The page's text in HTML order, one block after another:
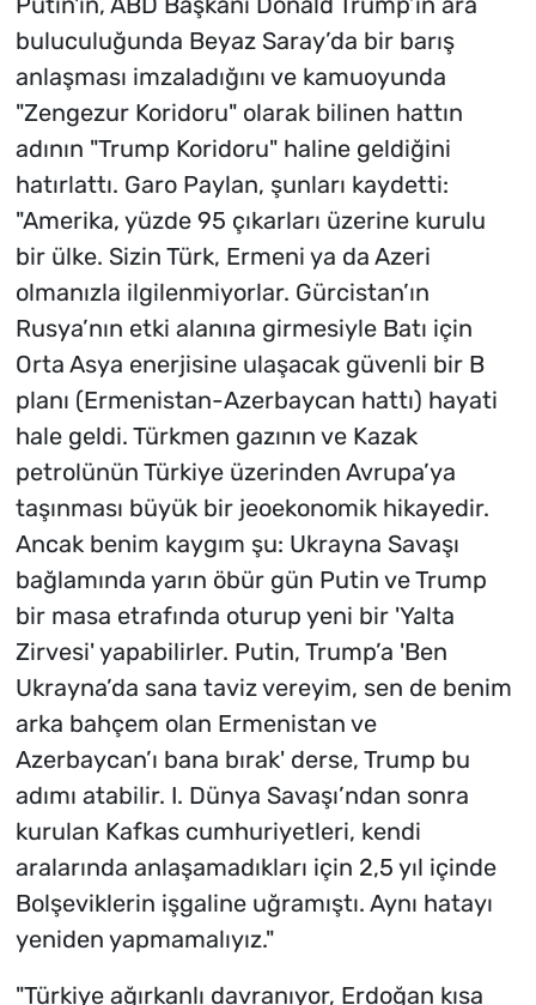
buluculuğunda Beyaz Saray’da bir barış
anlaşması imzaladığını ve kamuoyunda
"Zengezur Koridoru" olarak bilinen hattın
adının "Trump Koridoru" haline geldiğini
hatırlattı. Garo Paylan, şunları kaydetti:
"Amerika, yüzde 95 çıkarları üzerine kurulu
bir ülke. Sizin Türk, Ermeni ya da Azeri
olmanızla ilgilenmiyorlar. Gürcistan’ın
Rusya’nın etki alanına girmesiyle Batı için
Orta Asya enerjisine ulaşacak güvenli bir B
planı (Ermenistan-Azerbaycan hattı) hayati
hale geldi. Türkmen gazının ve Kazak
petrolünün Türkiye üzerinden Avrupa’ya
taşınması büyük bir jeoekonomik hikayedir.
Ancak benim kaygım şu: Ukrayna Savaşı
bağlamında yarın öbür gün Putin ve Trump
bir masa etrafında oturup yeni bir 'Yalta
Zirvesi' yapabilirler. Putin, Trump’a 'Ben
Ukrayna’da sana taviz vereyim, sen de benim
arka bahçem olan Ermenistan ve
Azerbaycan’ı bana bırak' derse, Trump bu
adımı atabilir. I. Dünya Savaşı’ndan sonra
kurulan Kafkas cumhuriyetleri, kendi
aralarında anlaşamadıkları için 2,5 yıl içinde
Bolşeviklerin işgaline uğramıştı. Aynı hatayı
yeniden yapmamalıyız."
"Türkiye ağırkanlı davranıyor, Erdoğan kısa